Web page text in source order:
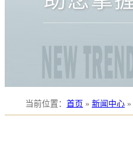
当前位置 ： 首页 » 新闻中心 »